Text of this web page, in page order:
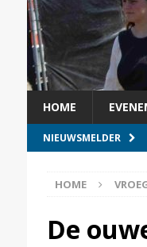
HOME
NIEUWSMELDER
HOME
De